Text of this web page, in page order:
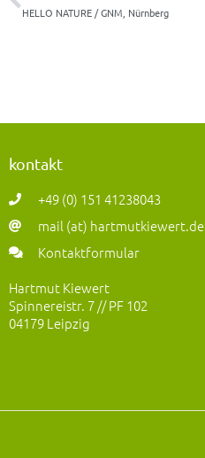
HELLO NATURE / GNM, Nürnberg
kontakt
+49 (0) 151 41238043
mail (at) hartmutkiewert.de
Kontaktformular
Hartmut Kiewert
Spinnereistr. 7 // PF 102
04179 Leipzig